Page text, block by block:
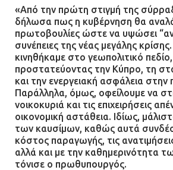
«Από την πρώτη στιγμή της
δήλωσα πως η κυβέρνηση θα
πρωτοβουλίες ώστε να υψώσει
συνέπειες της νέας μεγάλης
κινηθήκαμε στο γεωπολιτικό πεδίο,
προστατεύοντας την Κύπρο, τη
και την ενεργειακή ασφάλεια στην
Παράλληλα, όμως, οφείλουμε να
νοικοκυριά και τις επιχειρήσεις
οικονομική αστάθεια. Ιδίως,
των καυσίμων, καθώς αυτά
κόστος παραγωγής, τις
αλλά και με την καθημερινότητα
τόνισε ο πρωθυπουργός.